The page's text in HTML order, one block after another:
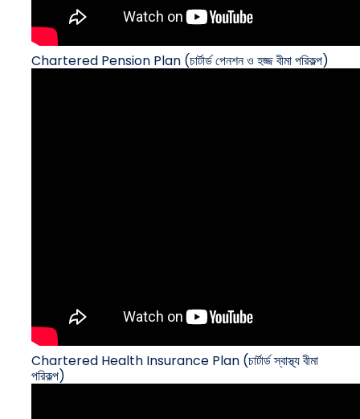
Chartered Pension Plan (চার্টার্ড পেনশন ও হজ্জ বীমা পরিকল্প)
Chartered Health Insurance Plan (চার্টার্ড স্বাস্থ্য বীমা
পরিকল্প)